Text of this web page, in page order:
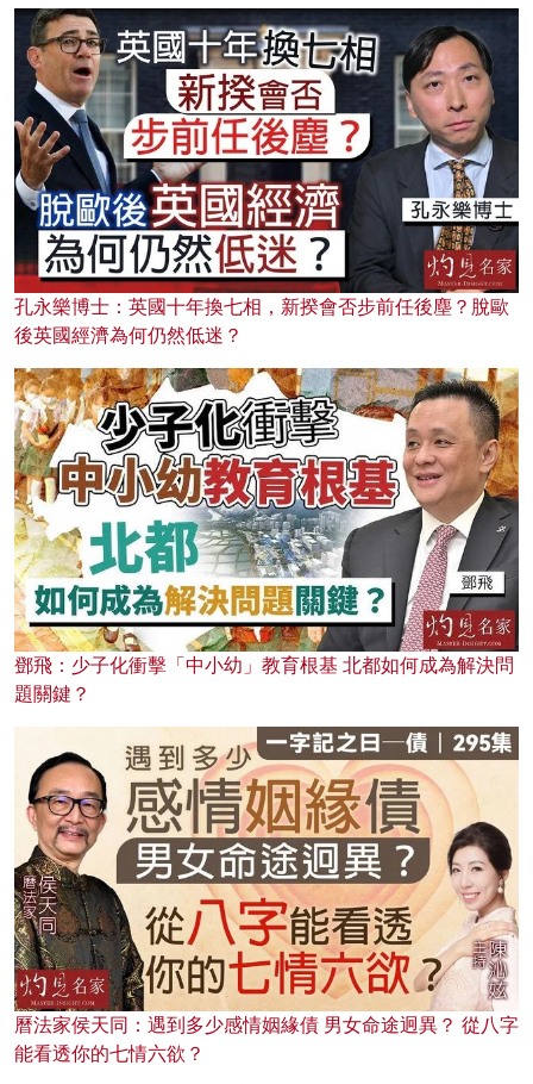
孔永樂博士：英國十年換七相，新揆會否步前任後塵？脫歐
後英國經濟為何仍然低迷？
鄧飛：少子化衝擊「中小幼」教育根基 北都如何成為解決問
題關鍵？
曆法家侯天同：遇到多少感情姻緣債 男女命途迥異？ 從八字
能看透你的七情六欲？